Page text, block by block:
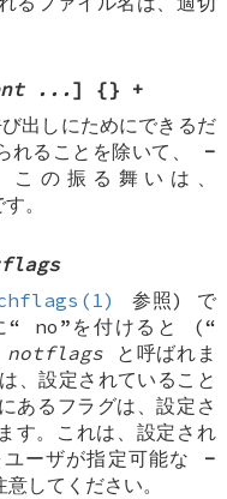
...] {} +
出しにためにできるだ
れることを除いて、 -
の振る舞いは、
。
参照) で
“ no ”を付けると (“
notflags と呼ばれま
、設定されていること
あるフラグは、設定さ
す。これは、設定され
ーザが指定可能な -
してください。